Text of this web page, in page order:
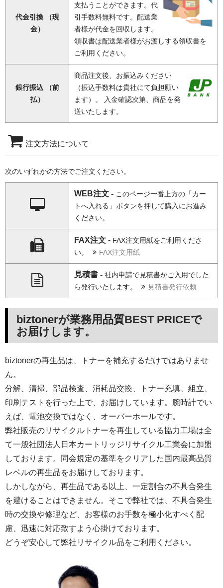
代金引換 （現
金）
支払うことができます。代
引手数料無料です。配送業
者様が代金を回収します。
領収書は配送業者様がお渡しする領収書を
ご利用ください。
銀行振込 （前
払）
商品注文後、お振込みください
（振込手数料は貴社にて負担願い
ます）。 入金確認次第、商品を発
送いたします。
注文方法について
次のいずれかの方法でご注文ください。
WEB注文 - このページ一番上方の「カー
トへ入れる」ボタンを押して購入にお進み
ください。
FAX注文 - FAX注文用紙をご利用くださ
い。
FAX注文用紙
見積書 - 社内申請で見積書がご入用でした
ら発行いたします。
見積書発行依頼
biztonerが業務用品質BEST PRICEで
お届けします。
biztonerの再生品は、トナーを補充するだけではありませ
ん。
分解、清掃、部品検査、消耗品交換、トナー充填、組立、
印刷テストを行った上で、お届けしています。腕時計でい
えば、電池交換ではなく、オーバーホールです。
弊社販売のリサイクルトナーを再生している協力工場は全
て一般社団法人日本カートリッジリサイクル工業会に加盟
しております。同会規定の基準をクリアした国内最高品質
レベルの再生品をお届けしております。
しかしながら、再生品である以上、一定割合の不具合発生
を避けることはできません。そこで弊社では、不具合発生
時の交換や修理など、お客様のお手数を極小化すべく配
慮、迅速に対応致すよう心掛けております。
どうぞ安心して弊社リサイクル品をご利用ください。